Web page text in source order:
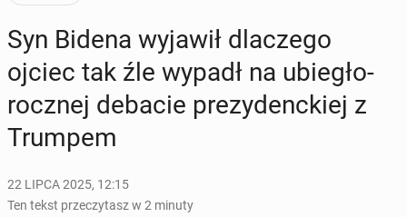
Syn Bidena wyjawił dla­cze­go
ojciec tak źle wypadł na ubie­gło­
rocz­nej debacie pre­zy­denc­kiej z
Trumpem
22 LIPCA 2025, 12:15
Ten tekst przeczytasz w 2 minuty